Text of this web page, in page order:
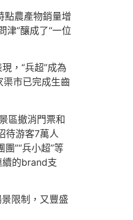
點農產物銷量增
津”釀成了“一位
，“兵超”成為
渠市已完成生齒
區撤消門票和
待游客7萬人
”“兵小超”等
續的brand支
限制，又豐盛